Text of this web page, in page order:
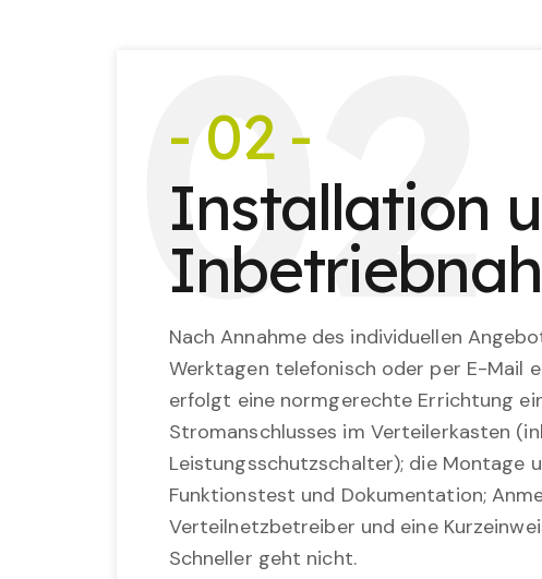
02
- 02 -
Installation
Nach Annahme des individuellen
Werktagen telefonisch oder per E-Mail
erfolgt eine normgerechte Errichtung
Stromanschlusses im Verteilerkasten
Leistungsschutzschalter); die Montage
Funktionstest und Dokumentation;
Verteilnetzbetreiber und eine
Schneller geht nicht.